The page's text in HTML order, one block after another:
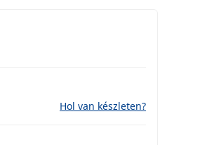
Hol van készleten?